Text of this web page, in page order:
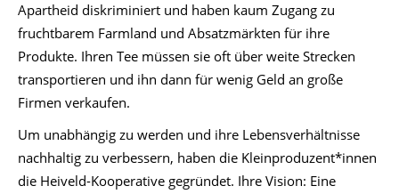
Apartheid diskriminiert und haben kaum Zugang zu
fruchtbarem Farmland und Absatzmärkten für ihre
Produkte. Ihren Tee müssen sie oft über weite Strecken
transportieren und ihn dann für wenig Geld an große
Firmen verkaufen.
Um unabhängig zu werden und ihre Lebensverhältnisse
nachhaltig zu verbessern, haben die Kleinproduzent*innen
die Heiveld-Kooperative gegründet. Ihre Vision: Eine